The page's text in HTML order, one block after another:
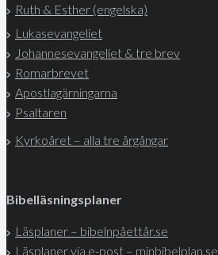
Ruth & Esther (engelska)
Lukasevangeliet
Johannesevangeliet & tre brev
Romarbrevet
Apostlagärningarna
Psaltaren
Kyrkoåret – alla tre årgångar
Bibelläsningsplaner
Läsplaner – bibelnpåettår.se
Läsplaner via e-post – minbibelplan.se